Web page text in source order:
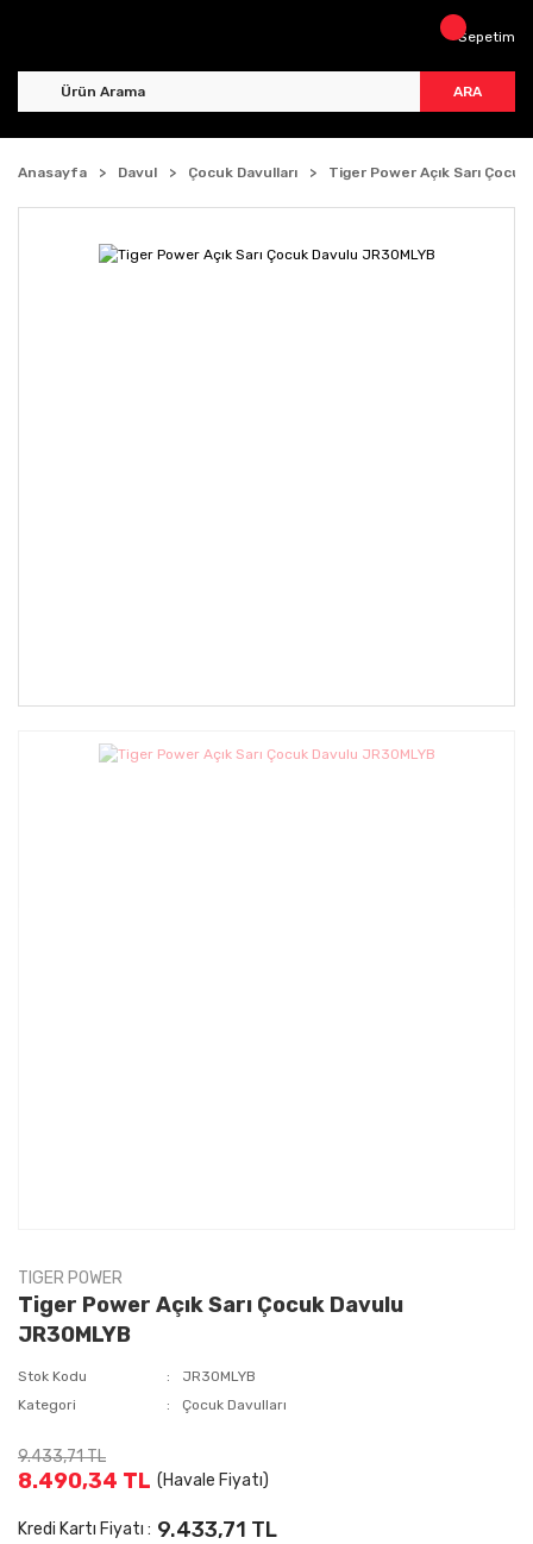
ARA
Sepetim
Anasayfa Davul Çocuk Davulları Tiger Power Açık Sarı
TIGER POWER
Tiger Power Açık Sarı Çocuk Davulu
JR30MLYB
Stok Kodu
JR30MLYB
Kategori
Çocuk Davulları
9.433,71 TL
8.490,34 TL (Havale Fiyatı)
Kredi Kartı Fiyatı : 9.433,71 TL